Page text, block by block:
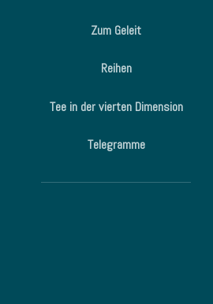
Zum Geleit
Reihen
Tee in der vierten Dimension
Telegramme